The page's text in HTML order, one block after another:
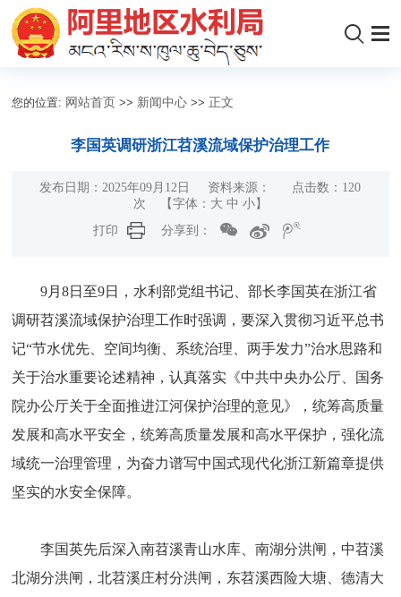
您的位置: 网站首页 >> 新闻中心 >> 正文
李国英调研浙江苕溪流域保护治理工作
发布日期：2025年09月12日 资料来源： 点击数： 120
次
【字体： 大 中 小】
打印
分享到：
9月8日至9日，水利部党组书记、部长李国英在浙江省
调研苕溪流域保护治理工作时强调，要深入贯彻习近平总书
记“节水优先、空间均衡、系统治理、两手发力”治水思路和
关于治水重要论述精神，认真落实《中共中央办公厅、国务
院办公厅关于全面推进江河保护治理的意见》，统筹高质量
发展和高水平安全，统筹高质量发展和高水平保护，强化流
域统一治理管理，为奋力谱写中国式现代化浙江新篇章提供
坚实的水安全保障。
李国英先后深入南苕溪青山水库、南湖分洪闸，中苕溪
北湖分洪闸，北苕溪庄村分洪闸，东苕溪西险大塘、德清大